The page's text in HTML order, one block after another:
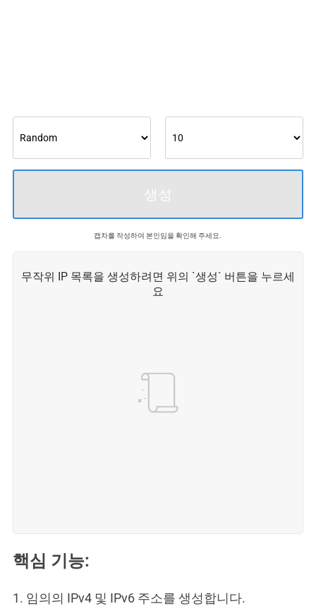
생성
캡차를 작성하여 본인임을 확인해 주세요.
핵심 기능:
1. 임의의 IPv4 및 IPv6 주소를 생성합니다.